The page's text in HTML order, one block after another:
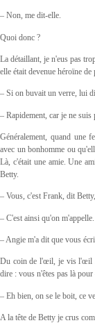
– Non, me dit-elle.
Quoi donc ?
La détaillant, je n'eus pas
elle était devenue héroïne de
– Si on buvait un verre, lui
– Rapidement, car je ne suis
Généralement, quand une
avec un bonhomme ou
Là, c'était une amie. Une
Betty.
– Vous, c'est Frank, dit
– C'est ainsi qu'on m'appelle.
– Angie m'a dit que vous
Du coin de l'œil, je vis l'œil
dire : vous n'êtes pas là
– Eh bien, on se le boit, ce
A la tête de Betty je crus